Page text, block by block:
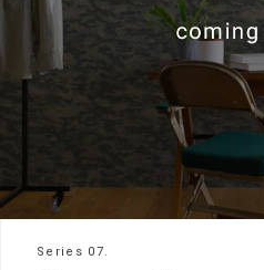
Series 07.